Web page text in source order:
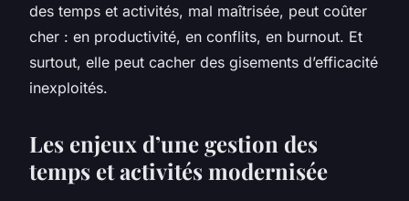
des temps et activités, mal maîtrisée, peut coûter
cher : en productivité, en conflits, en burnout. Et
surtout, elle peut cacher des gisements d’efficacité
inexploités.
Les enjeux d’une gestion des
temps et activités modernisée